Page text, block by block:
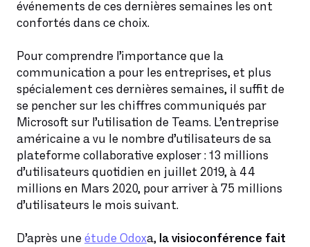
événements de ces dernières semaines les ont
confortés dans ce choix.
Pour comprendre l’importance que la
communication a pour les entreprises, et plus
spécialement ces dernières semaines, il suffit de
se pencher sur les chiffres communiqués par
Microsoft sur l’utilisation de Teams. L’entreprise
américaine a vu le nombre d’utilisateurs de sa
plateforme collaborative exploser : 13 millions
d’utilisateurs quotidien en juillet 2019, à 44
millions en Mars 2020, pour arriver à 75 millions
d’utilisateurs le mois suivant.
D’après une étude Odoxa, la visioconférence fait